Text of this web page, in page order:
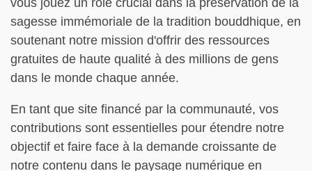
sagesse immémoriale de la tradition bouddhique, en
soutenant notre mission d'offrir des ressources
gratuites de haute qualité à des millions de gens
dans le monde chaque année.
En tant que site financé par la communauté, vos
contributions sont essentielles pour étendre notre
objectif et faire face à la demande croissante de
notre contenu dans le paysage numérique en